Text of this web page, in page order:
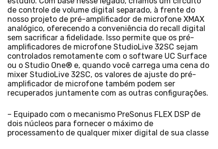
de controle de volume digital separado, à frente do
nosso projeto de pré-amplificador de microfone XMAX
analógico, oferecendo a conveniência do recall digital
sem sacrificar a fidelidade. Isso permite que os pré-
amplificadores de microfone StudioLive 32SC sejam
controlados remotamente com o software UC Surface
ou o Studio One® e, quando você carrega uma cena do
mixer StudioLive 32SC, os valores de ajuste do pré-
amplificador de microfone também podem ser
recuperados juntamente com as outras configurações.
– Equipado com o mecanismo PreSonus FLEX DSP de
dois núcleos para fornecer o máximo de
processamento de qualquer mixer digital de sua classe